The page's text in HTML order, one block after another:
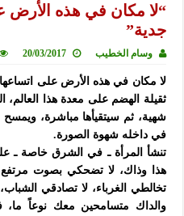
“لا مكان في هذه الأرض
جدية”
وسام الخطيب 20/03/2017
لا مكان في هذه الأرض على اتساعها
ثقيلة الهضم على معدة هذا العالم،
شهية، ثم سيتقيأها مباشرة، ويمسح
في داخله شهوة الصورة.
تنشأ المرأة ـ في الشرق خاصة ـ
هذا وذاك، لا تضحكي بصوت
تخالطي الغرباء، لا تصادقي
والداك متسامحين معك نوعاً ما،